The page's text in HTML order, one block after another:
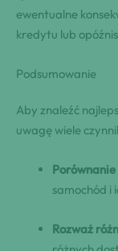
ewentualne
kredytu lub
Podsumowanie
Aby znaleźć
uwagę wiele
samochód i
Rozważ